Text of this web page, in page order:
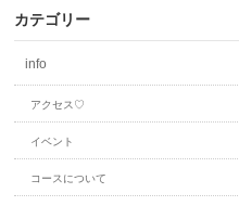
カテゴリー
info
アクセス♡
イベント
コースについて